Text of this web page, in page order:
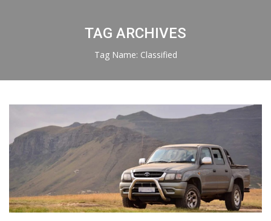
TAG ARCHIVES
Tag Name: Classified